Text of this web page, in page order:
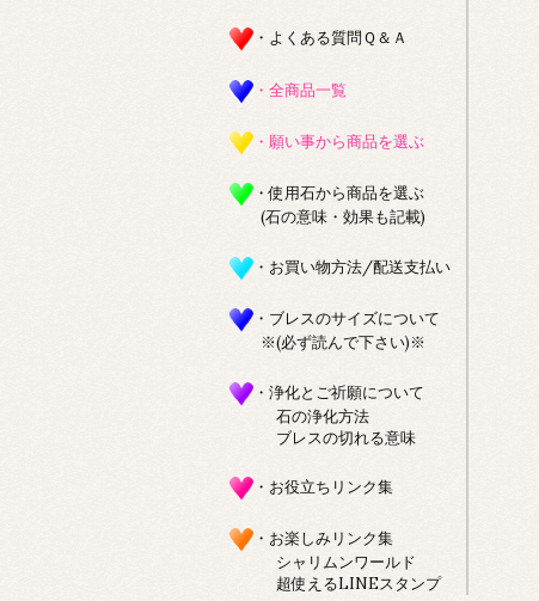
・よくある質問Ｑ＆Ａ
・全商品一覧
・願い事から商品を選ぶ
・使用石から商品を選ぶ
(石の意味・効果も記載)
・お買い物方法/配送支払い
・ブレスのサイズについて
※(必ず読んで下さい)※
・浄化とご祈願について
石の浄化方法
ブレスの切れる意味
・お役立ちリンク集
・お楽しみリンク集
シャリムンワールド
超使えるLINEスタンプ